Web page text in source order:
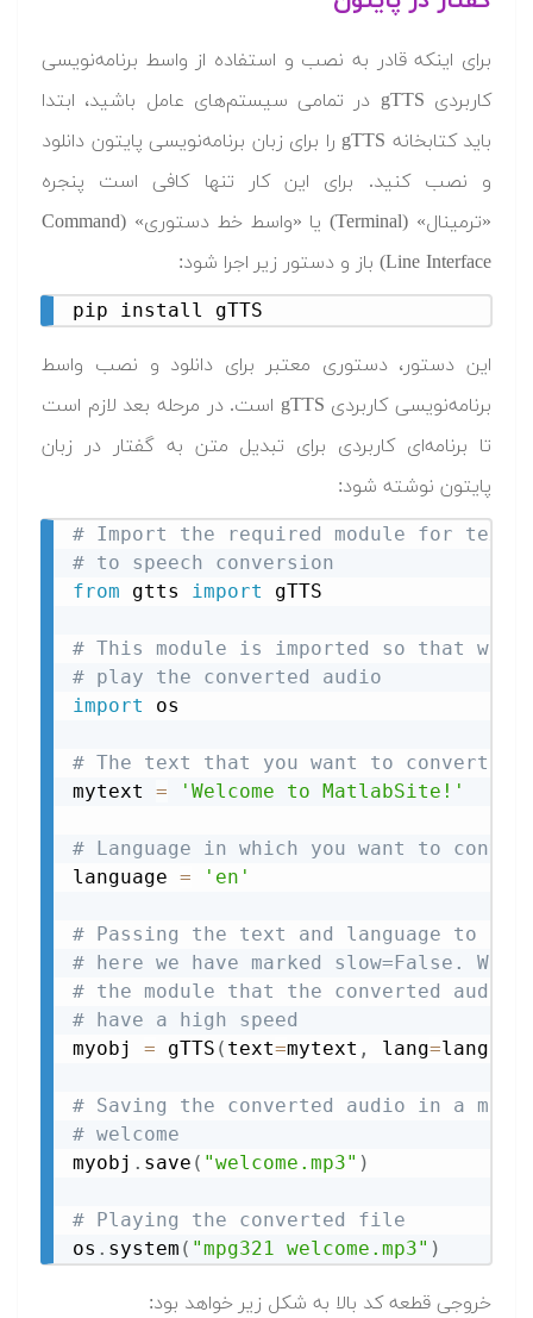
برای اینکه قادر به نصب و استفاده از واسط برنامه‌نویسی
کاربردی gTTS در تمامی سیستم‌های عامل باشید، ابتدا
باید کتابخانه gTTS را برای زبان برنامه‌نویسی پایتون دانلود
و نصب کنید. برای این کار تنها کافی است پنجره
«ترمینال» (Terminal) یا «واسط خط دستوری» (Command
Line Interface) باز و دستور زیر اجرا شود:
pip install gTTS
این دستور، دستوری معتبر برای دانلود و نصب واسط
برنامه‌نویسی کاربردی gTTS است. در مرحله بعد لازم است
تا برنامه‌ای کاربردی برای تبدیل متن به گفتار در زبان
پایتون نوشته شود:
# Import the required module for text
# to speech conversion
from gtts import gTTS
# This module is imported so that we
# play the converted audio
import
os
# The text that you want to convert to
mytext = 'Welcome to MatlabSite!'
# Language in which you want to
language = 'en'
# Passing the text and language to the
# here we have marked slow=False.
# the module that the converted audio
# have a high speed
myobj = gTTS ( text=mytext , lang=
# Saving the converted audio in a mp3
# welcome
myobj . save ( "welcome.mp3" )
# Playing the converted file
os . system ( "mpg321 welcome.mp3" )
خروجی قطعه کد بالا به شکل زیر خواهد بود: